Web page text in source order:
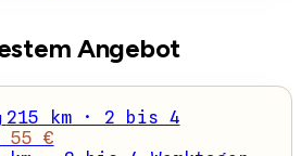
Angebot
215 km · 2 bis 4
55 €